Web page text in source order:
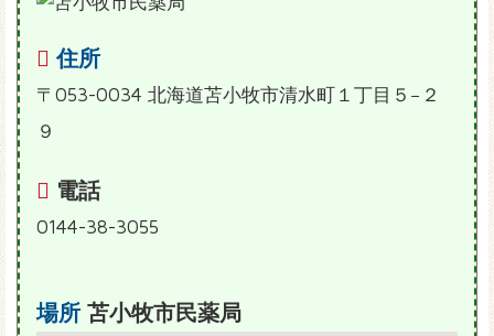
住所
〒053-0034 北海道苫小牧市清水町１丁目５−２
９
電話
0144-38-3055
場所 苫小牧市民薬局